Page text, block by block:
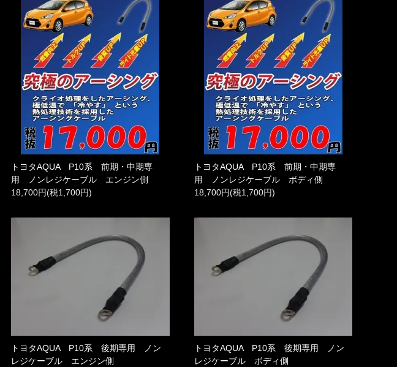
トヨタAQUA P10系 前期・中期専
用 ノンレジケーブル エンジン側
18,700円(税1,700円)
トヨタAQUA P10系 前期・中期専
用 ノンレジケーブル ボディ側
18,700円(税1,700円)
トヨタAQUA P10系 後期専用 ノン
レジケーブル エンジン側
トヨタAQUA P10系 後期専用 ノン
レジケーブル ボディ側